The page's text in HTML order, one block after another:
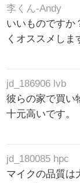
李くん-Andy
いいものですか
くオススメしま
jd_186906 lvb
彼らの家で買い
十元高いです。
jd_180085 hpc
マイクの品質は